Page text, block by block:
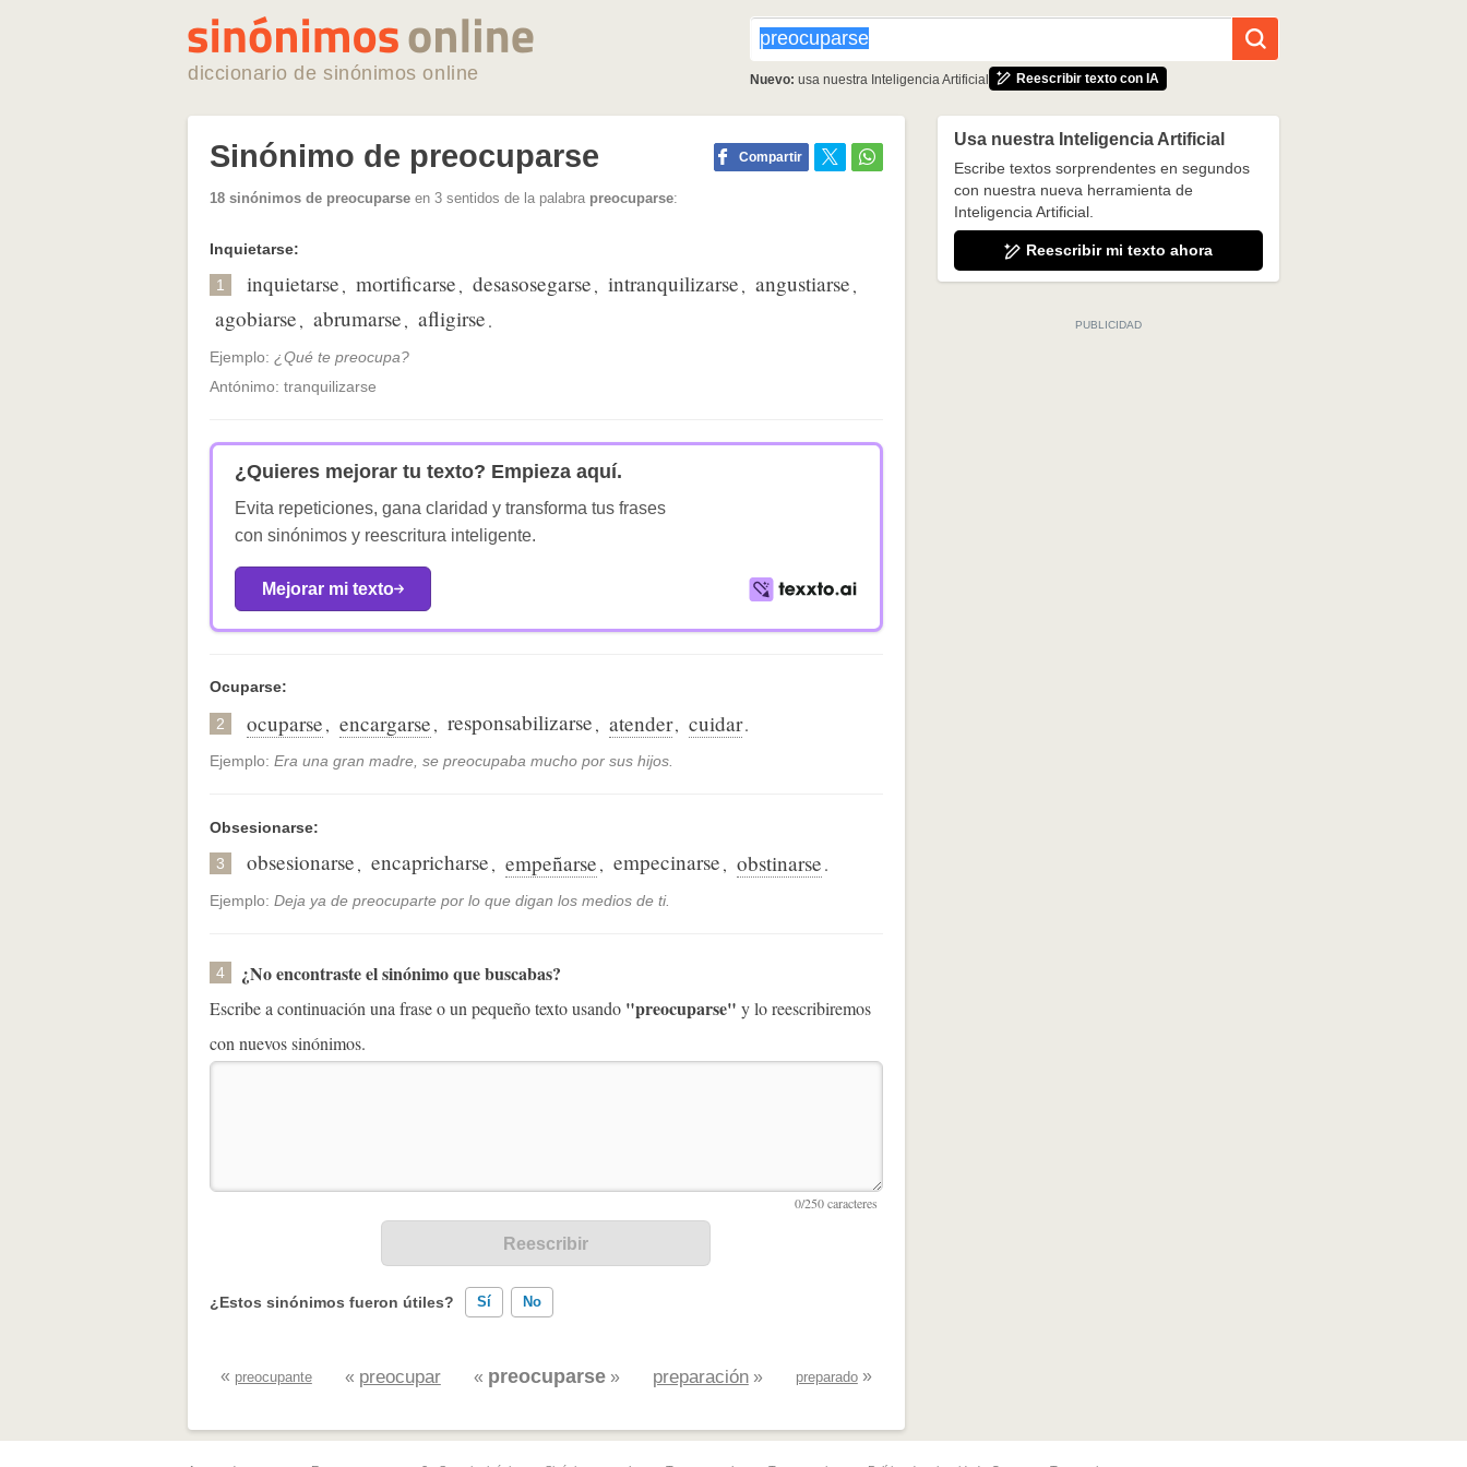
diccionario de sinónimos online Nuevo: usa nuestra Inteligencia Artificial Reescribir texto con IA
Sinónimo de preocuparse Compartir
18 sinónimos de preocuparse en 3 sentidos de la palabra preocuparse:
Inquietarse:
1 inquietarse, mortificarse, desasosegarse, intranquilizarse, angustiarse,
agobiarse, abrumarse, afligirse.
Ejemplo: ¿Qué te preocupa?
Antónimo: tranquilizarse
¿Quieres mejorar tu texto? Empieza aquí.
Evita repeticiones, gana claridad y transforma tus frases
con sinónimos y reescritura inteligente.
Mejorar mi texto
Ocuparse:
2 ocuparse, encargarse, responsabilizarse, atender, cuidar.
Ejemplo: Era una gran madre, se preocupaba mucho por sus hijos.
Obsesionarse:
3 obsesionarse, encapricharse, empeñarse, empecinarse, obstinarse.
Ejemplo: Deja ya de preocuparte por lo que digan los medios de ti.
4 ¿No encontraste el sinónimo que buscabas?
Escribe a continuación una frase o un pequeño texto usando "preocuparse" y lo reescribiremos
con nuevos sinónimos.
¿Estos sinónimos fueron útiles? Sí No
Existen sinónimos incorrectos
« preocupante « preocupar « preocuparse » preparación» preparado»
Usa nuestra Inteligencia Artificial
Escribe textos sorprendentes en segundos
con nuestra nueva herramienta de
Inteligencia Artificial.
Reescribir mi texto ahora